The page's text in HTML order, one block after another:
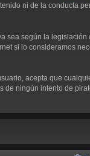
ni de la conducta
sea según la
si lo consideramos
acepta que
de ningún intento de